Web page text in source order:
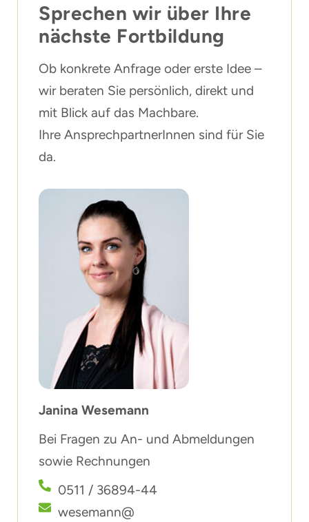
Sprechen wir über Ihre
nächste Fortbildung
Ob konkrete Anfrage oder erste Idee –
wir beraten Sie persönlich, direkt und
mit Blick auf das Machbare.
Ihre AnsprechpartnerInnen sind für Sie
da.
Janina Wesemann
Bei Fragen zu An- und Abmeldungen
sowie Rechnungen
0511 / 36894-44
wesemann@